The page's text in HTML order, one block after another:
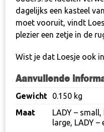
dagelijks een kasteel
moet vooruit, vindt
plezier een zetje in de
Wist je dat Loesje ook
Aanvullende
Gewicht
0.150 kg
Maat
LADY – small,
large, LADY –